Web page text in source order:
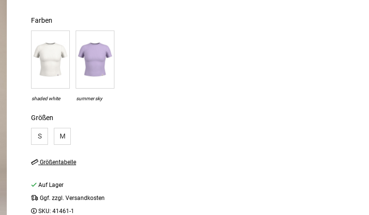
Größen
S M
Farben
shaded white summer sky
Größentabelle
Auf Lager
Ggf. zzgl. Versandkosten
SKU: 41461-1